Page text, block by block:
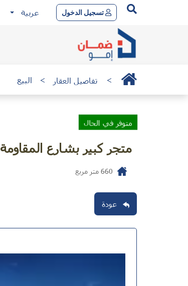
تسجيل الدخول عربية
> تفاصيل العقار > البيع
متوفر في الحال
متجر كبير بشارع المقاومة
متر مربع
عودة